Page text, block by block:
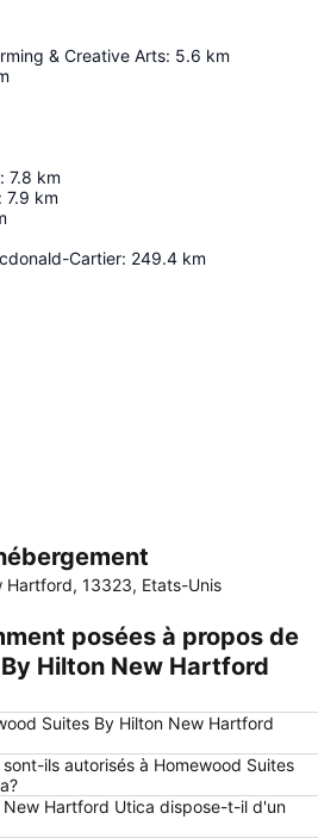
& Creative Arts: 5.6 km
: 7.8 km
: 7.9 km
Cartier: 249.4 km
Hartford, 13323, Etats-Unis
posées à propos de
Hilton New Hartford
Suites By Hilton New Hartford
ils autorisés à Homewood Suites
New Hartford Utica dispose-t-il d'un